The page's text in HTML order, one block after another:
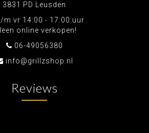
3831 PD Leusden
m vr 14:00 - 17:00 uur
online verkopen!
06-49056380
info@grillzshop.nl
Reviews